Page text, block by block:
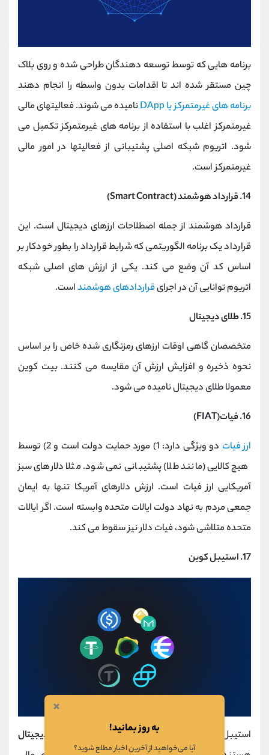
برنامه هایی که توسط توسعه دهندگان طراحی شده و روی بلاک
چین مستقر شده اند تا اقدامات بدون واسطه را انجام دهند
برنامه های غیرمتمرکز یا DApp
نامیده می شوند. فعالیتهای مالی
غیرمتمرکز اغلب با استفاده از برنامه های غیرمتمرکز تکمیل می
شود. اتریوم شبکه اصلی پشتیبانی از فعالیتها در امور مالی
غیرمتمرکز است.
14. قرارداد هوشمند (Smart Contract)
قرارداد هوشمند از جمله اصطلاحات ارزهای دیجیتال است. این
قرارداد یک برنامه الگوریتمی که شرایط قرارداد را بطور خودکار بر
اساس کد آن وضع می کند. یکی از ارزش های اصلی شبکه
اتریوم توانایی آن در اجرایقراردادهای هوشمنداست.
15. طلای دیجیتال
متخصصان گاهی اوقات ارزهای رمزنگاری شده خاص را بر اساس
نحوه ذخیره و افزایش ارزش آن مقایسه می کنند. بیت کوین
معمولا طلای دیجیتال نامیده می شود.
16. فیات(FIAT)
ارز فیات
دو ویژگی دارد: 1) مورد حمایت دولت است و 2) توسط
هیچ کالایی (مانند طلا) پشتیبانی نمی شود. مثلا دلارهای سبز
آمریکایی ارز فیات است. ارزش دلارهای آمریکا تنها به ایمان
جمعی مردم به نهاد دولت ایالات متحده وابسته است. اگر ایالات
متحده متلاشی شود، فیات دلار نیز سقوط می کند.
17. استیبل کوین
استیبل کوین ها از پرکاربردترین تریناصطلاحات ارزهای دیجیتال
×
به روز بمانید!
آیا می‌خواهید از آخرین اخبار مطلع شوید؟